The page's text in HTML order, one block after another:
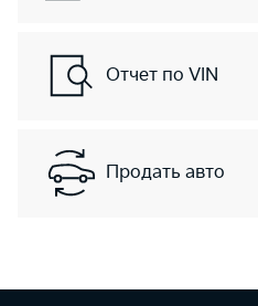
Отчет по VIN
Продать авто